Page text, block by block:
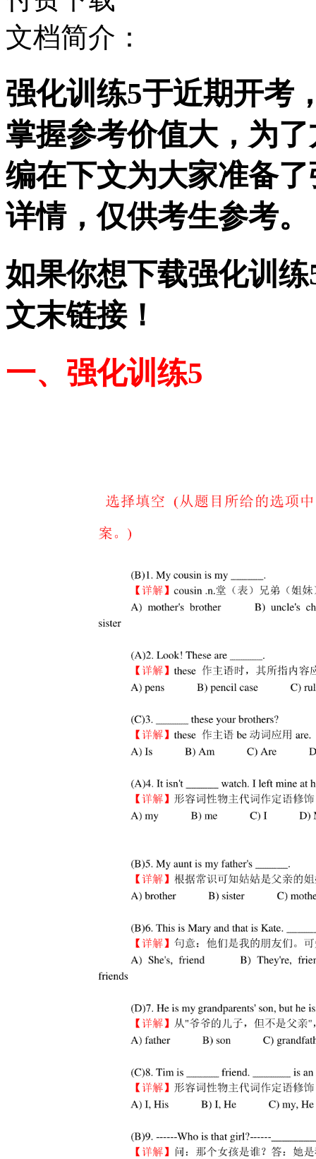
文档简介：
强化训练5于近期开考
掌握参考价值大，为
编在下文为大家准备
详情，仅供考生参考。
如果你想下载强化训
文末链接！
一、强化训练5